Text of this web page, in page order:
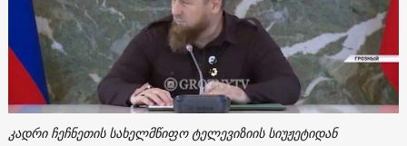
კადრი ჩეჩნეთის სახელმწიფო ტელევიზიის სიუჟეტიდან